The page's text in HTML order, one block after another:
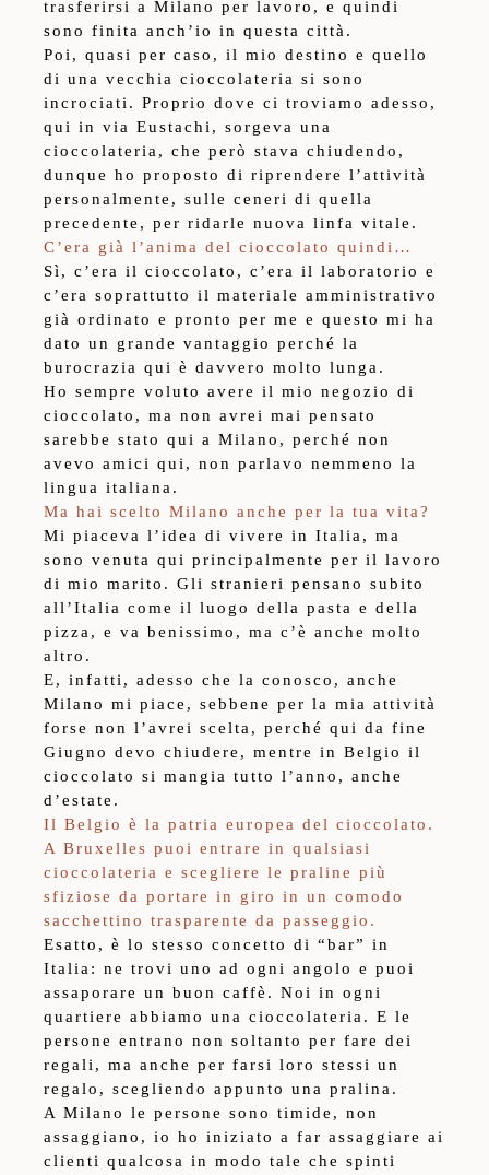
trasferirsi a Milano per lavoro, e quindi
sono finita anch’io in questa città.
Poi, quasi per caso, il mio destino e quello
di una vecchia cioccolateria si sono
incrociati. Proprio dove ci troviamo adesso,
qui in via Eustachi, sorgeva una
cioccolateria, che però stava chiudendo,
dunque ho proposto di riprendere l’attività
personalmente, sulle ceneri di quella
precedente, per ridarle nuova linfa vitale.
C’era già l’anima del cioccolato quindi…
Sì, c’era il cioccolato, c’era il laboratorio e
c’era soprattutto il materiale amministrativo
già ordinato e pronto per me e questo mi ha
dato un grande vantaggio perché la
burocrazia qui è davvero molto lunga.
Ho sempre voluto avere il mio negozio di
cioccolato, ma non avrei mai pensato
sarebbe stato qui a Milano, perché non
avevo amici qui, non parlavo nemmeno la
lingua italiana.
Ma hai scelto Milano anche per la tua vita?
Mi piaceva l’idea di vivere in Italia, ma
sono venuta qui principalmente per il lavoro
di mio marito. Gli stranieri pensano subito
all’Italia come il luogo della pasta e della
pizza, e va benissimo, ma c’è anche molto
altro.
E, infatti, adesso che la conosco, anche
Milano mi piace, sebbene per la mia attività
forse non l’avrei scelta, perché qui da fine
Giugno devo chiudere, mentre in Belgio il
cioccolato si mangia tutto l’anno, anche
d’estate.
Il Belgio è la patria europea del cioccolato.
A Bruxelles puoi entrare in qualsiasi
cioccolateria e scegliere le praline più
sfiziose da portare in giro in un comodo
sacchettino trasparente da passeggio.
Esatto, è lo stesso concetto di “bar” in
Italia: ne trovi uno ad ogni angolo e puoi
assaporare un buon caffè. Noi in ogni
quartiere abbiamo una cioccolateria. E le
persone entrano non soltanto per fare dei
regali, ma anche per farsi loro stessi un
regalo, scegliendo appunto una pralina.
A Milano le persone sono timide, non
assaggiano, io ho iniziato a far assaggiare ai
clienti qualcosa in modo tale che spinti